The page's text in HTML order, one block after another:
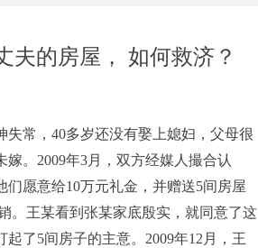
夫的房屋， 如何救济？
常， 40多岁还没有娶上媳妇，父母很
。2009年3月，双方经媒人撮合认
愿意给10万元礼金，并赠送5间房屋
。王某看到张某家底殷实，就同意了这
了5间房子的主意。2009年12月，王